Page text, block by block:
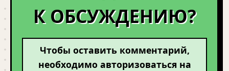
К ОБСУЖДЕНИЮ?
Чтобы оставить комментарий,
необходимо авторизоваться на